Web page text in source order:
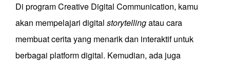
Di program Creative Digital Communication, kamu
akan mempelajari digital storytellingatau cara
membuat cerita yang menarik dan interaktif untuk
berbagai platform digital. Kemudian, ada juga